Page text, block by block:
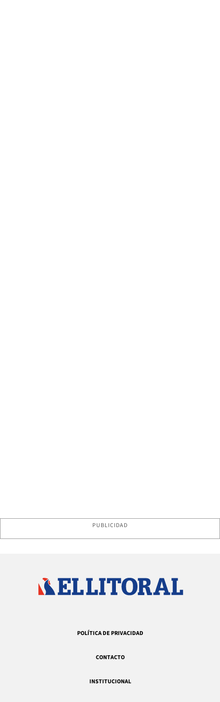
PUBLICIDAD
POLÍTICA DE PRIVACIDAD
CONTACTO
INSTITUCIONAL